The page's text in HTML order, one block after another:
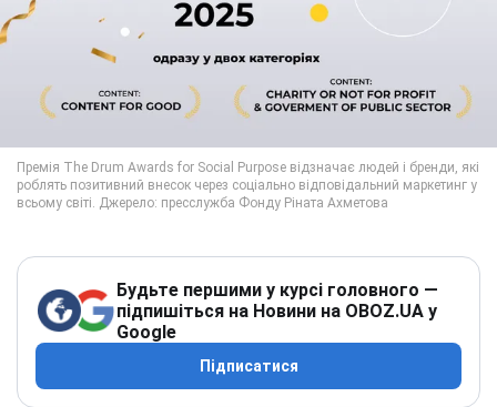
Будьте першими у курсі головного —
підпишіться на Новини на OBOZ.UA у
Google
Підписатися